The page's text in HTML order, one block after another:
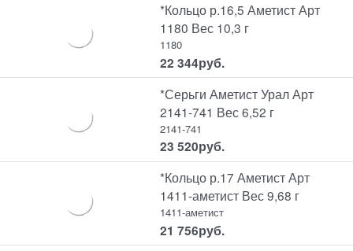
*Кольцо р.16,5 Аметист Арт
1180 Вес 10,3 г
1180
22 344руб.
*Серьги Аметист Урал Арт
2141-741 Вес 6,52 г
2141-741
23 520руб.
*Кольцо р.17 Аметист Арт
1411-аметист Вес 9,68 г
1411-аметист
21 756руб.